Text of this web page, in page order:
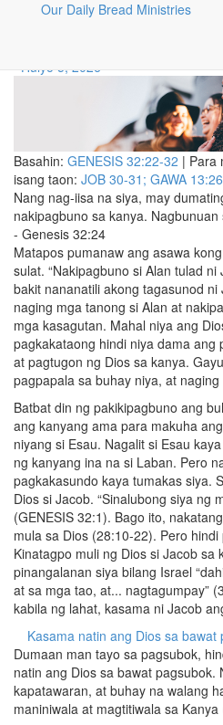
Our Daily Bread Ministries
Hulyo 5, 2026
Basahin: GENESIS 32:22-32 | Para
isang taon: JOB 30-31; GAWA
Nang nag-iisa na siya, may
nakipagbuno sa kanya.
- Genesis 32:24
Matapos pumanaw ang asawa
sulat. “Nakipagbuno si Alan tulad
bakit nananatili akong tagasunod ni
naging mga tanong si Alan at
mga kasagutan. Mahal niya ang
pagkakataong hindi niya dama ang
at pagtugon ng Dios sa kanya.
pagpapala sa buhay niya, at
Batbat din ng pakikipagbuno ang
ang kanyang ama para makuha
niyang si Esau. Nagalit si Esau
ng kanyang ina na si Laban. Pero
pagkakasundo kaya tumakas siya.
Dios si Jacob. “Sinalubong siya ng
(GENESIS 32:1). Bago ito,
mula sa Dios (28:10-22). Pero
Kinatagpo muli ng Dios si Jacob sa
pinangalanan siya bilang Israel
at sa mga tao, at... nagtagumpay”
kabila ng lahat, kasama ni Jacob
Kasama natin ang Dios sa bawat
Dumaan man tayo sa pagsubok,
natin ang Dios sa bawat pagsubok.
kapatawaran, at buhay na walang
maniniwala at magtitiwala sa Kanya